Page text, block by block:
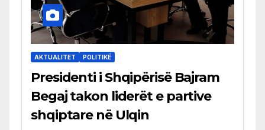
AKTUALITET POLITIKË
Presidenti i Shqipërisë Bajram
Begaj takon liderët e partive
shqiptare në Ulqin